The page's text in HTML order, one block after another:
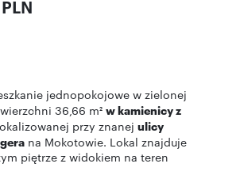
jednopokojowe w zielonej
36,66 m² w kamienicy z
przy znanej ulicy
na Mokotowie. Lokal znajduje
piętrze z widokiem na teren